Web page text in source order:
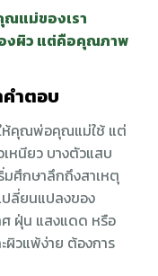
แม่ของเรา
องผิว แต่คือคุณภาพ
ำตอบ
ห้คุณพ่อคุณแม่ใช้ แต่
หนียว บางตัวแสบ
มศึกษาลึกถึงสาเหตุ
ปลี่ยนแปลงของ
ศ ฝุ่น แสงแดด หรือ
ผิวแพ้ง่าย ต้องการ